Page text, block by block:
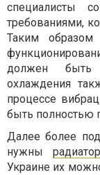
специалисты
требованиями,
Таким образом
должен быть
охлаждения
процессе
быть полностью
Далее более
нужны
Украине их